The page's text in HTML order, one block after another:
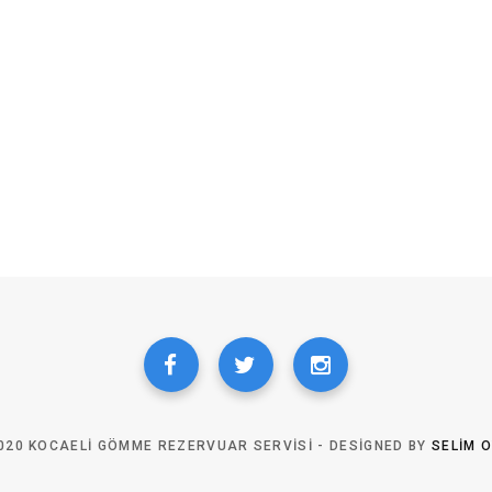
KOCAELI GÖMME REZERVUAR SERVISI - DESIGNED BY SELIM